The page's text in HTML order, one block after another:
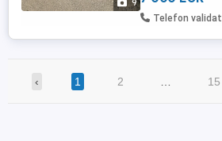
9
Telefon validat
‹ 1 2 15